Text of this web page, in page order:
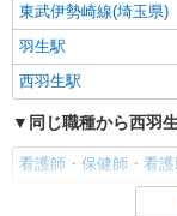
東武伊勢崎線(埼玉県)
羽生駅
西羽生駅
同じ職種から西羽
看護師・保健師・看
同じ雇用形態から